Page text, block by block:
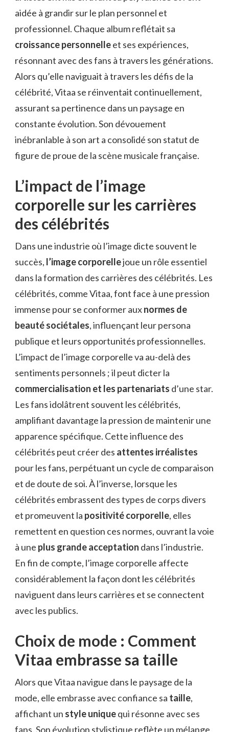
aidée à grandir sur le plan personnel et
professionnel. Chaque album reflétait sa
croissance personnelleet ses expériences,
résonnant avec des fans à travers les générations.
Alors qu’elle naviguait à travers les défis de la
célébrité, Vitaa se réinventait continuellement,
assurant sa pertinence dans un paysage en
constante évolution. Son dévouement
inébranlable à son art a consolidé son statut de
figure de proue de la scène musicale française.
L’impact de l’image
corporelle sur les carrières
des célébrités
Dans une industrie où l’image dicte souvent le
succès, l’image corporellejoue un rôle essentiel
dans la formation des carrières des célébrités. Les
célébrités, comme Vitaa, font face à une pression
immense pour se conformer auxnormes de
beauté sociétales, influençant leur persona
publique et leurs opportunités professionnelles.
L’impact de l’image corporelle va au-delà des
sentiments personnels ; il peut dicter la
commercialisation et les partenariats d’une star.
Les fans idolâtrent souvent les célébrités,
amplifiant davantage la pression de maintenir une
apparence spécifique. Cette influence des
célébrités peut créer des attentes irréalistes
pour les fans, perpétuant un cycle de comparaison
et de doute de soi. À l’inverse, lorsque les
célébrités embrassent des types de corps divers
et promeuvent la positivité corporelle, elles
remettent en question ces normes, ouvrant la voie
à une plus grande acceptation dans l’industrie.
En fin de compte, l’image corporelle affecte
considérablement la façon dont les célébrités
naviguent dans leurs carrières et se connectent
avec les publics.
Choix de mode : Comment
Vitaa embrasse sa taille
Alors que Vitaa navigue dans le paysage de la
mode, elle embrasse avec confiance sa taille,
affichant un style uniquequi résonne avec ses
fans. Son évolution stylistique reflète un mélange